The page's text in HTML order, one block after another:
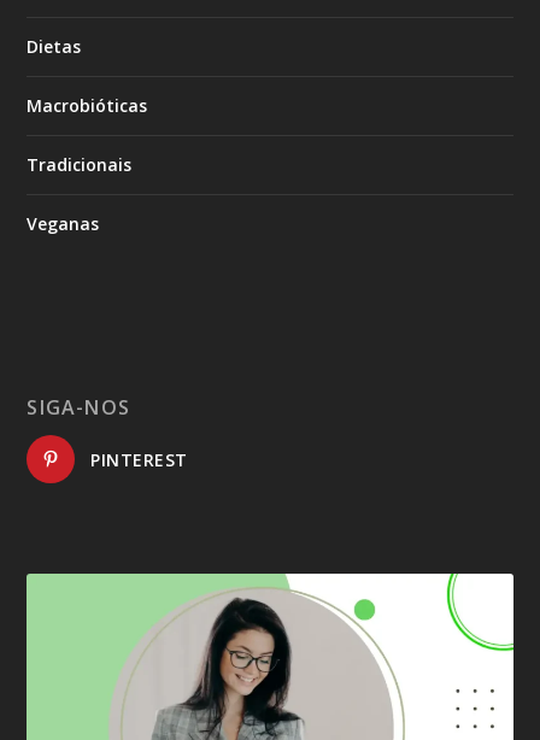
Dietas
Macrobióticas
Tradicionais
Veganas
SIGA-NOS
PINTEREST